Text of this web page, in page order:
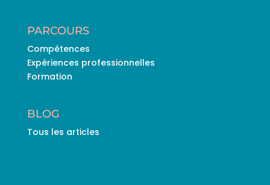
PARCOURS
Compétences
Expériences professionnelles
Formation
BLOG
Tous les articles